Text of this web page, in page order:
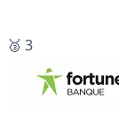
🥉 3